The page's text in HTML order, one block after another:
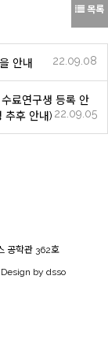
목록
안내 22.09.08
료연구생 등록 안
추후 안내) 22.09.05
공학관 362호
by dsso